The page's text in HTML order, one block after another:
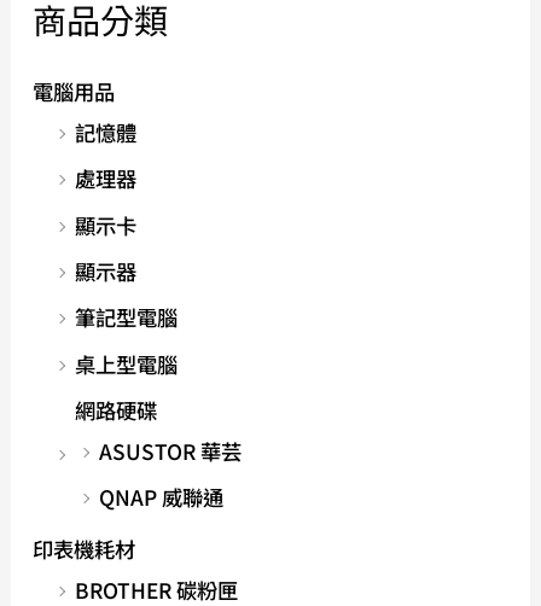
商品分類
電腦用品
記憶體
處理器
顯示卡
顯示器
筆記型電腦
桌上型電腦
網路硬碟
ASUSTOR 華芸
QNAP 威聯通
印表機耗材
BROTHER 碳粉匣